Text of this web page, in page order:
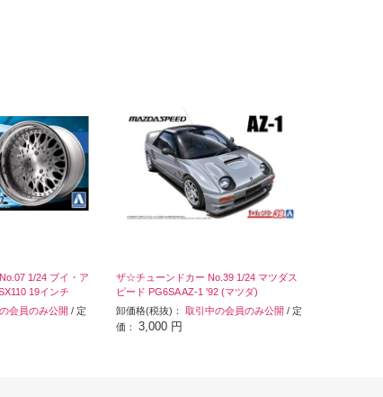
1/24 ブイ・ア
19インチ
会員のみ公開 / 定
ザ☆チューンドカー No.39 1/24 マツダス
ピード PG6SA AZ-1 '92 (マツダ)
卸価格(税抜)： 取引中の会員のみ公開 / 定
価： 3,000 円